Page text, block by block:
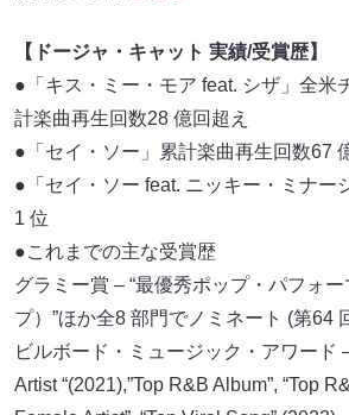
【ドージャ・キャット 実績/受賞歴】
●「キス・ミー・モア feat. シザ」全⽶
計楽曲再⽣回数28 億回超え
●「セイ・ソー」累計楽曲再⽣回数67
●「セイ・ソー feat. ニッキー・ミナー
1 位
●これまでの主な受賞歴
グラミー賞 – “最優秀ポップ・パフォ
プ）”ほか全8 部⾨でノミネート (第64
ビルボード・ミュージック・アワード
Artist “(2021),”Top R&B Album”, “Top